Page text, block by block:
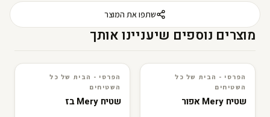
שתפו את המוצר
מוצרים נוספים שיעניינו אותך
3D · AR הפרסי - הבית של כל השטיחים
הפרסי - הבית של כל
השטיחים
שטיח Mery אפור
3D · AR הפרסי - הבית של כל השטיחים
הפרסי - הבית של כל
השטיחים
שטיח Mery בז